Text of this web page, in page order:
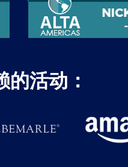
活动：